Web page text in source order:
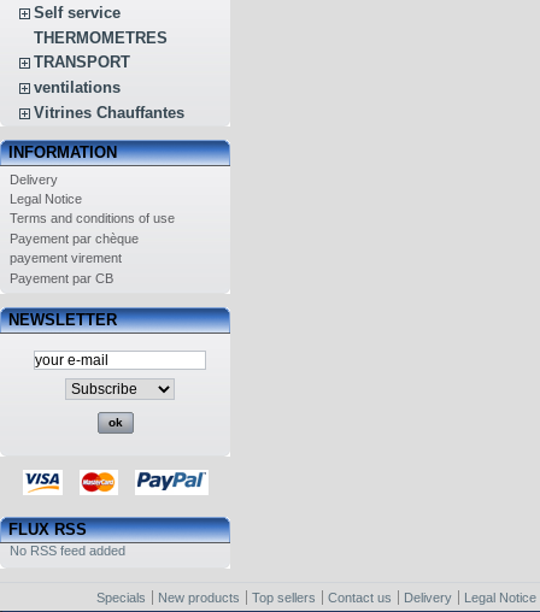
Self service
THERMOMETRES
TRANSPORT
ventilations
Vitrines Chauffantes
INFORMATION
Delivery
Legal Notice
Terms and conditions of use
Payement par chèque
payement virement
Payement par CB
NEWSLETTER
FLUX RSS
No RSS feed added
Specials New products Top sellers Contact us Delivery Legal Notice